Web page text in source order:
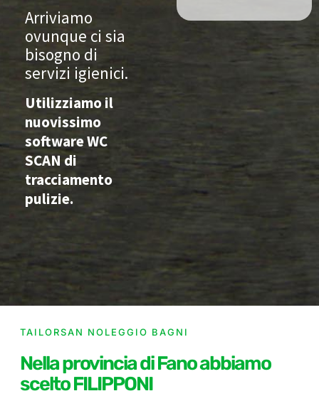
Arriviamo
ovunque ci sia
bisogno di
servizi igienici.
Utilizziamo il
nuovissimo
software WC
SCAN di
tracciamento
pulizie.
TAILORSAN NOLEGGIO BAGNI
Nella provincia di Fano abbiamo
scelto FILIPPONI